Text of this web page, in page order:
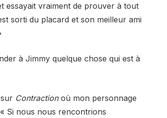
essayait vraiment de prouver à tout
sorti du placard et son meilleur ami
à Jimmy quelque chose qui est à
Contractionoù mon personnage
Si nous nous rencontrions